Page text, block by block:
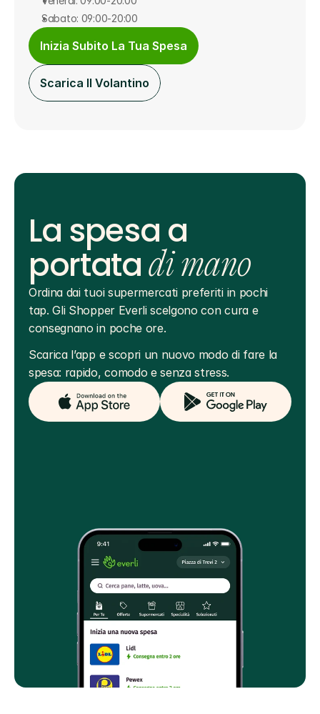
Sabato: 09:00-20:00
Inizia Subito La Tua Spesa
Scarica Il Volantino
La spesa a
portatadi mano
Ordina dai tuoi supermercati preferiti in pochi
tap. Gli Shopper Everli scelgono con cura e
consegnano in poche ore.
Scarica l’app e scopri un nuovo modo di fare la
spesa: rapido, comodo e senza stress.